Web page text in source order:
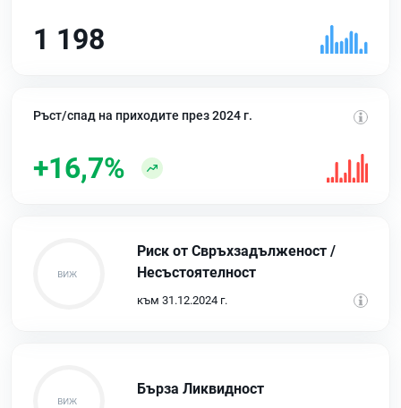
1 198
Ръст/спад на приходите през 2024 г.
+16,7%
Риск от Свръхзадълженост /
Несъстоятелност
към 31.12.2024 г.
Бърза Ликвидност